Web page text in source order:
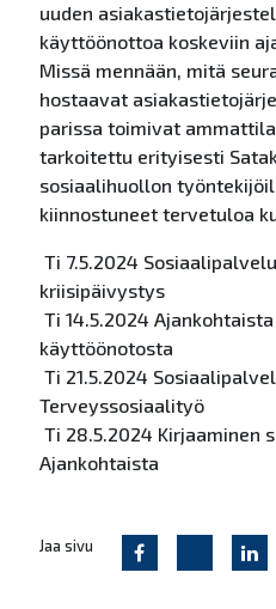
uuden
käyttöönottoa koskeviin
Missä mennään, mitä
hostaavat
parissa toimivat
tarkoitettu erityisesti
sosiaalihuollon
kiinnostuneet tervetuloa
Ti 7.5.2024
kriisipäivystys
Ti 14.5.2024
käyttöönotosta
Ti 21.5.2024
Terveyssosiaalityö
Ti 28.5.2024 Kirjaaminen
Ajankohtaista
Jaa sivu